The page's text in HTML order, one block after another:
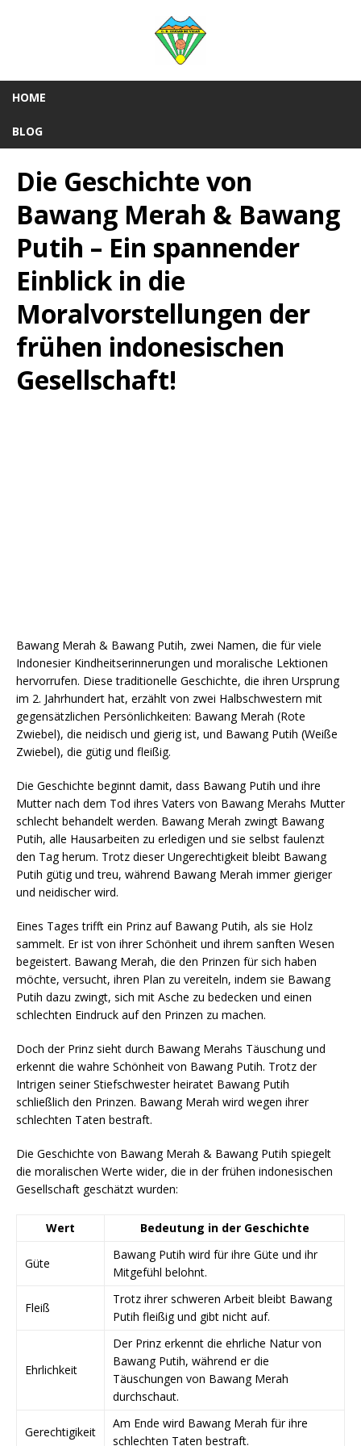
HOME
BLOG
Die Geschichte von
Bawang Merah & Bawang
Putih – Ein spannender
Einblick in die
Moralvorstellungen der
frühen indonesischen
Gesellschaft!
Bawang Merah & Bawang Putih, zwei Namen, die für viele
Indonesier Kindheitserinnerungen und moralische Lektionen
hervorrufen. Diese traditionelle Geschichte, die ihren Ursprung
im 2. Jahrhundert hat, erzählt von zwei Halbschwestern mit
gegensätzlichen Persönlichkeiten: Bawang Merah (Rote
Zwiebel), die neidisch und gierig ist, und Bawang Putih (Weiße
Zwiebel), die gütig und fleißig.
Die Geschichte beginnt damit, dass Bawang Putih und ihre
Mutter nach dem Tod ihres Vaters von Bawang Merahs Mutter
schlecht behandelt werden. Bawang Merah zwingt Bawang
Putih, alle Hausarbeiten zu erledigen und sie selbst faulenzt
den Tag herum. Trotz dieser Ungerechtigkeit bleibt Bawang
Putih gütig und treu, während Bawang Merah immer gieriger
und neidischer wird.
Eines Tages trifft ein Prinz auf Bawang Putih, als sie Holz
sammelt. Er ist von ihrer Schönheit und ihrem sanften Wesen
begeistert. Bawang Merah, die den Prinzen für sich haben
möchte, versucht, ihren Plan zu vereiteln, indem sie Bawang
Putih dazu zwingt, sich mit Asche zu bedecken und einen
schlechten Eindruck auf den Prinzen zu machen.
Doch der Prinz sieht durch Bawang Merahs Täuschung und
erkennt die wahre Schönheit von Bawang Putih. Trotz der
Intrigen seiner Stiefschwester heiratet Bawang Putih
schließlich den Prinzen. Bawang Merah wird wegen ihrer
schlechten Taten bestraft.
Die Geschichte von Bawang Merah & Bawang Putih spiegelt
die moralischen Werte wider, die in der frühen indonesischen
Gesellschaft geschätzt wurden:
Wert Bedeutung in der Geschichte
Güte
Bawang Putih wird für ihre Güte und ihr
Mitgefühl belohnt.
Fleiß
Trotz ihrer schweren Arbeit bleibt Bawang
Putih fleißig und gibt nicht auf.
Ehrlichkeit
Der Prinz erkennt die ehrliche Natur von
Bawang Putih, während er die
Täuschungen von Bawang Merah
durchschaut.
Gerechtigikeit
Am Ende wird Bawang Merah für ihre
schlechten Taten bestraft.